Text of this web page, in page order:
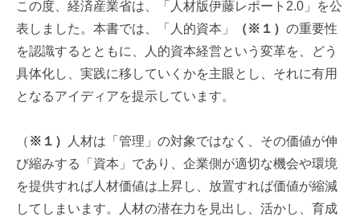
この度、経済産業省は、「人材版伊藤レポート2.0」を公
表しました。 本書では、「人的資本」 （※１） の重要性
を認識するとともに、人的資本経営という変革を、どう
具体化し、実践に移していくかを主眼とし、それに有用
となるアイディアを提示しています。
（ ※１）
人材は「管理」の対象ではなく、その価値が伸
び縮みする「資本」であり、企業側が適切な機会や環境
を提供すれば人材価値は上昇し、放置すれば価値が縮減
してしまいます。人材の潜在力を見出し、活かし、育成